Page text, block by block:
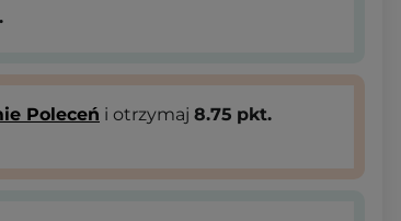
Poleceń i otrzymaj 8.75 pkt.